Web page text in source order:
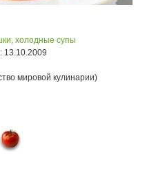
холодные супы
13.10.2009
мировой кулинарии)